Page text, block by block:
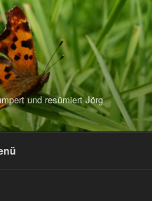
und resümiert Jörg